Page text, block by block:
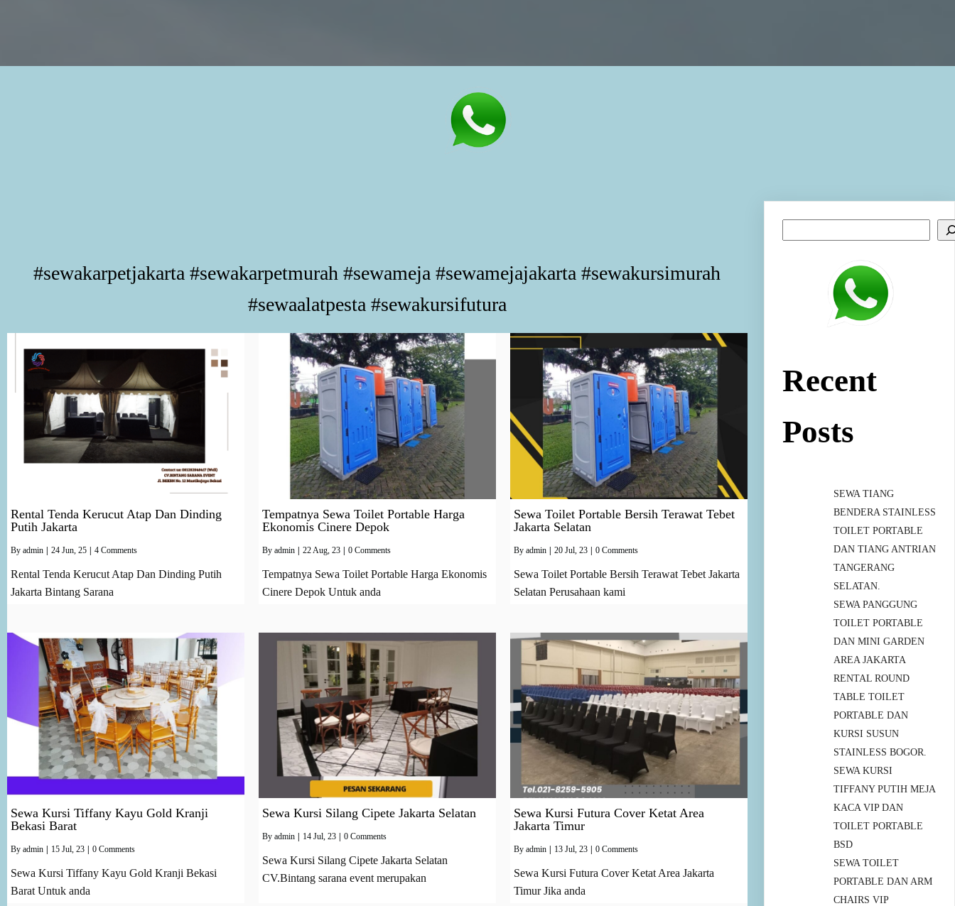
#sewakarpetjakarta #sewakarpetmurah #sewameja #sewamejajakarta #sewakursimurah
#sewaalatpesta #sewakursifutura
Rental Tenda Kerucut Atap Dan Dinding
Putih Jakarta
By admin | 24 Jun, 25 | 4 Comments
Rental Tenda Kerucut Atap Dan Dinding Putih
Jakarta Bintang Sarana
Tempatnya Sewa Toilet Portable Harga
Ekonomis Cinere Depok
By admin | 22 Aug, 23 | 0 Comments
Tempatnya Sewa Toilet Portable Harga Ekonomis
Cinere Depok Untuk anda
Sewa Toilet Portable Bersih Terawat Tebet
Jakarta Selatan
By admin | 20 Jul, 23 | 0 Comments
Sewa Toilet Portable Bersih Terawat Tebet Jakarta
Selatan Perusahaan kami
Sewa Kursi Tiffany Kayu Gold Kranji
Bekasi Barat
By admin 15 Jul, 23 0 Comments
Sewa Kursi Tiffany Kayu Gold Kranji Bekasi
Barat Untuk anda
Sewa Kursi Silang Cipete Jakarta Selatan
By admin 14 Jul, 23 0 Comments
Sewa Kursi Silang Cipete Jakarta Selatan
CV.Bintang sarana event merupakan
Sewa Kursi Futura Cover Ketat Area
Jakarta Timur
By admin 13 Jul, 23 0 Comments
Sewa Kursi Futura Cover Ketat Area Jakarta
Timur Jika anda
Recent
Posts
SEWA TIANG
BENDERA STAINLESS
TOILET PORTABLE
DAN TIANG ANTRIAN
TANGERANG
SELATAN.
SEWA PANGGUNG
TOILET PORTABLE
DAN MINI GARDEN
AREA JAKARTA
RENTAL ROUND
TABLE TOILET
PORTABLE DAN
KURSI SUSUN
STAINLESS BOGOR.
SEWA KURSI
TIFFANY PUTIH MEJA
KACA VIP DAN
TOILET PORTABLE
BSD
SEWA TOILET
PORTABLE DAN ARM
CHAIRS VIP